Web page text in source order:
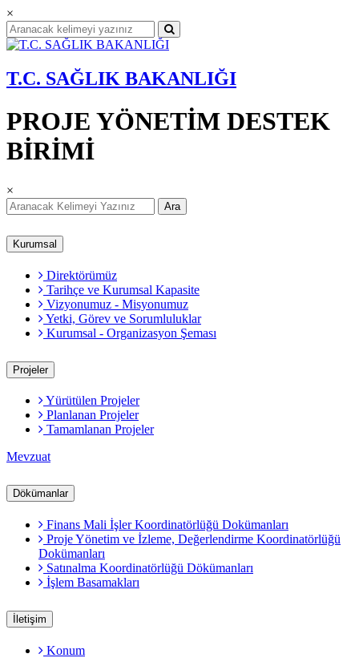
×
T.C. SAĞLIK BAKANLIĞI
PROJE YÖNETİM DESTEK
BİRİMİ
×
Ara
Kurumsal
Direktörümüz
Tarihçe ve Kurumsal Kapasite
Vizyonumuz - Misyonumuz
Yetki, Görev ve Sorumluluklar
Kurumsal - Organizasyon Şeması
Projeler
Yürütülen Projeler
Planlanan Projeler
Tamamlanan Projeler
Mevzuat
Dökümanlar
Finans Mali İşler Koordinatörlüğü Dokümanları
Proje Yönetim ve İzleme, Değerlendirme Koordinatörlüğü
Dokümanları
Satınalma Koordinatörlüğü Dökümanları
İşlem Basamakları
İletişim
Konum